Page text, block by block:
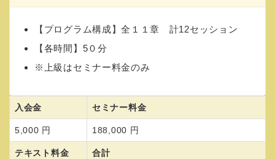
【プログラム構成】全１１章 計12セッション
【各時間】5０分
※上級はセミナー料金のみ
入会金 セミナー料金
5,000 円 188,000 円
テキスト料金 合計